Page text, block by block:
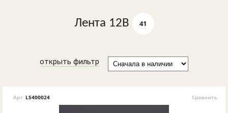
и сигнализации
Лента 12В 41
открыть фильтр
Арт LS400024 Сравнить